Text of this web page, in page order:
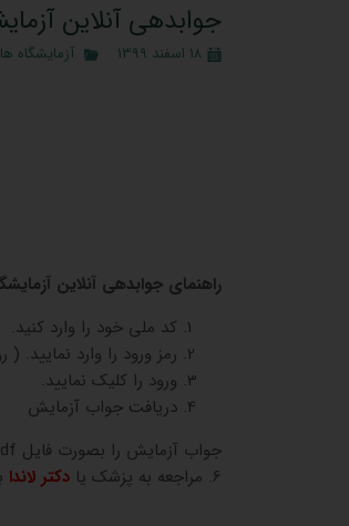
جوابدهی آنلاین
۱۸ اسفند ۱۳۹۹ آزمایشگاه‌
راهنمای جوابدهی آنلاین
کد ملی خود را وارد کنید.
رمز ورود را وارد
ورود را کلیک نمایید.
دریافت جواب آزمایش
جواب آزمایش را بصورت فایل pdf و یا تصویر می‌توانید دریافت کنید.
6. مراجعه به پزشک یا
دکتر لاندا